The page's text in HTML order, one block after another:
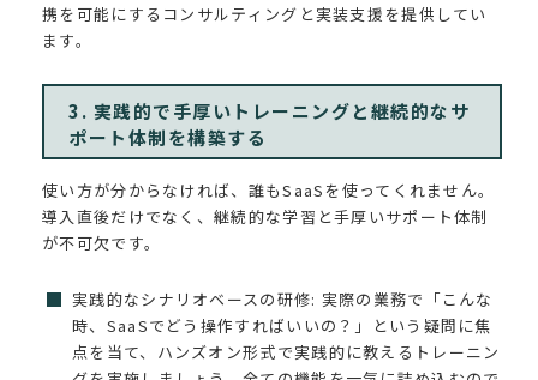
携を可能にするコンサルティングと実装支援を提供してい
ます。
3. 実践的で手厚いトレーニングと継続的なサ
ポート体制を構築する
使い方が分からなければ、誰もSaaSを使ってくれません。
導入直後だけでなく、継続的な学習と手厚いサポート体制
が不可欠です。
実践的なシナリオベースの研修: 実際の業務で「こんな
時、SaaSでどう操作すればいいの？」という疑問に焦
点を当て、ハンズオン形式で実践的に教えるトレーニン